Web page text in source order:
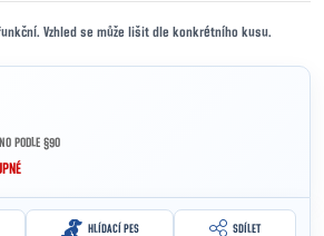
Vzhled se může lišit dle konkrétního kusu.
PODLE §90
HLÍDACÍ PES SDÍLET